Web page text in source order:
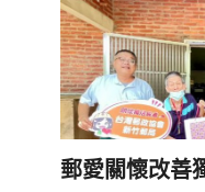
郵愛關懷改善